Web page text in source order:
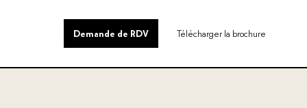
Demande de RDV Télécharger la brochure